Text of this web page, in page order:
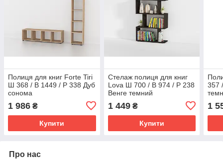
Полиця для книг Forte Tiri
Ш 368 / В 1449 / Р 338 Дуб
сонома
1 986 ₴
Купити
Стелаж полиця для книг
Lova Ш 700 / В 974 / Р 238
Венге темний
1 449₴
Купити
357
1
Про нас